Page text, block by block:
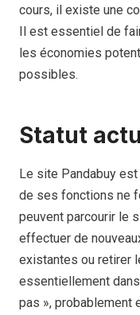
cours, il existe une
Il est essentiel de
les économies
possibles.
Statut
Le site Pandabuy
de ses fonctions ne
peuvent parcourir le
effectuer de
existantes ou retirer
essentiellement
pas », probablement